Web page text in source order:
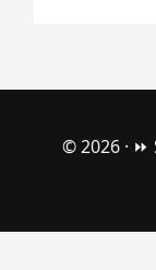
© 2026 ·